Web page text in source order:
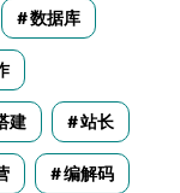
数据库
建 站长
编解码